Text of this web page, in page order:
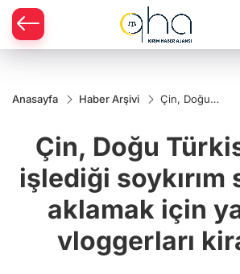
Anasayfa Haber Arşivi
Çin, Doğu
soykırım
suçlarını
yabancı
vloggerları
kiraladı!
Çin, Doğu
işlediği soykırım
aklamak için
vloggerları